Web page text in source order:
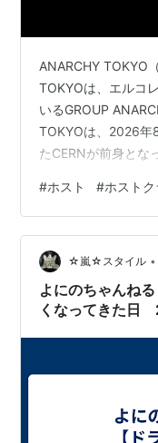
ANARCHY TOKYO
TOKYOは、エルコ
いるGROUP
TOKYOは、2026年
たCERNが前身とな
テム 営業時間
確認中 ※初めてご来
証明証のご提示を
区歌舞伎町1-6-7 三
#ホスト #ホスト
☆嵐☆スタイル •
よにのちゃんね
くなってきた